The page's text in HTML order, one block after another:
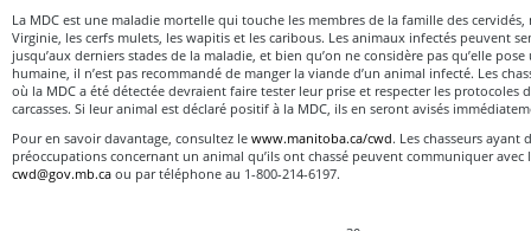
La MDC est une maladie mortelle qui touche les membres de la famille des
Virginie, les cerfs mulets, les wapitis et les caribous. Les animaux infectés peuvent
jusqu’aux derniers stades de la maladie, et bien qu’on ne considère pas qu’elle
humaine, il n’est pas recommandé de manger la viande d’un animal infecté. Les
où la MDC a été détectée devraient faire tester leur prise et respecter les protocoles
carcasses. Si leur animal est déclaré positif à la MDC, ils en seront avisés
Pour en savoir davantage, consultez le www.manitoba.ca/cwd. Les chasseurs ayant
préoccupations concernant un animal qu’ils ont chassé peuvent communiquer avec
cwd@gov.mb.ca ou par téléphone au 1-800-214-6197.